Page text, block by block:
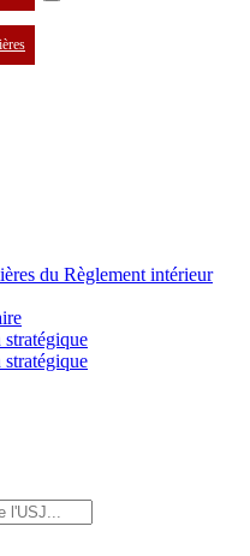
du Règlement intérieur